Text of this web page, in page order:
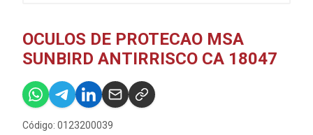
OCULOS DE PROTECAO MSA
SUNBIRD ANTIRRISCO CA 18047
Código: 0123200039